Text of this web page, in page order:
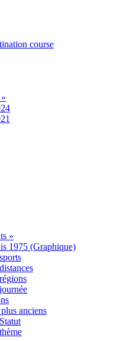
»
1975 (Graphique)
anciens